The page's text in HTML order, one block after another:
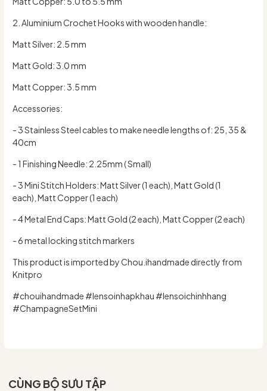
2. Aluminium Crochet Hooks with wooden handle:
Matt Silver: 2.5 mm
Matt Gold: 3.0 mm
Matt Copper: 3.5 mm
Accessories:
- 3 Stainless Steel cables to make needle lengths of: 25, 35 &
40cm
- 1 Finishing Needle: 2.25mm ( Small)
- 3 Mini Stitch Holders: Matt Silver (1 each), Matt Gold (1
each), Matt Copper (1 each)
- 4 Metal End Caps: Matt Gold (2 each), Matt Copper (2 each)
- 6 metal locking stitch markers
This product is imported by Chou.ihandmade directly from
Knitpro
#chouihandmade #lensoinhapkhau #lensoichinhhang
#ChampagneSetMini
CÙNG BỘ SƯU TẬP